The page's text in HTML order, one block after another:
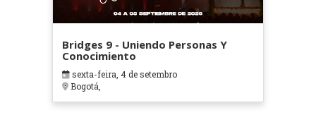
Bridges 9 - Uniendo Personas Y
Conocimiento
sexta-feira, 4 de setembro
Bogotá,